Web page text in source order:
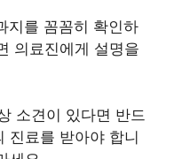
지를 꼼꼼히 확인하
의료진에게 설명을
소견이 있다면 반드
진료를 받아야 합니